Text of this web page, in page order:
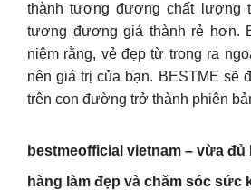
thành tương đương chất lượng
tương đương giá thành rẻ hơn.
niệm rằng, vẻ đẹp từ trong ra
nên giá trị của bạn. BESTME sẽ
trên con đường trở thành phiên
bestmeofficial vietnam – vừa
hàng làm đẹp và chăm sóc sức